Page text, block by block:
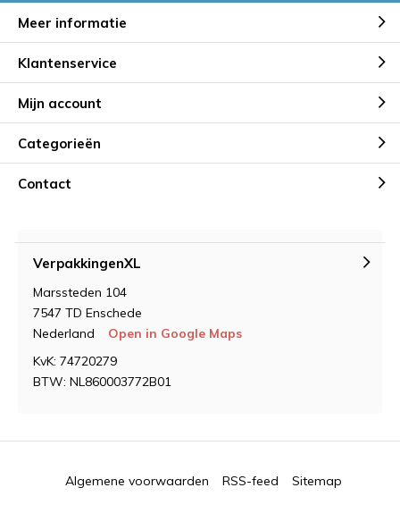
Meer informatie
Klantenservice
Mijn account
Categorieën
Contact
VerpakkingenXL
Marssteden 104
7547 TD Enschede
Nederland
Open in Google Maps
KvK: 74720279
BTW: NL860003772B01
Algemene voorwaarden RSS-feed Sitemap